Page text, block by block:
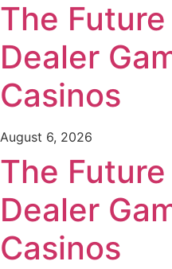
The
Dealer
Casinos
August 6, 2026
The
Dealer
Casinos